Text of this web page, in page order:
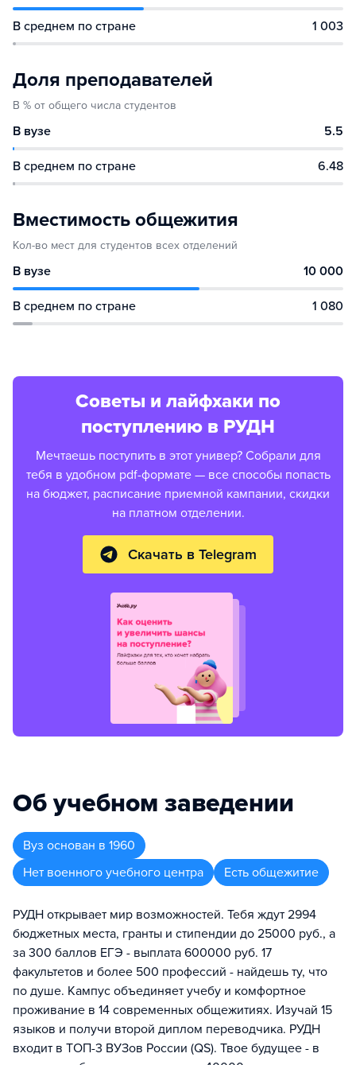
В среднем по стране 1 003
Доля преподавателей
В % от общего числа студентов
В вузе 5.5
В среднем по стране 6.48
Вместимость общежития
Кол-во мест для студентов всех отделений
В вузе 10 000
В среднем по стране 1 080
Советы и лайфхаки по
поступлению в РУДН
Мечтаешь поступить в этот универ? Собрали для
тебя в удобном pdf-формате — все способы попасть
на бюджет, расписание приемной кампании, скидки
на платном отделении.
Скачать в Telegram
Об учебном заведении
Вуз основан в 1960
Нет военного учебного центра
Есть общежитие
РУДН открывает мир возможностей. Тебя ждут 2994
бюджетных места, гранты и стипендии до 25000 руб., а
за 300 баллов ЕГЭ - выплата 600000 руб. 17
факультетов и более 500 профессий - найдешь ту, что
по душе. Кампус объединяет учебу и комфортное
проживание в 14 современных общежитиях. Изучай 15
языков и получи второй диплом переводчика. РУДН
входит в ТОП-3 ВУЗов России (QS). Твое будущее - в